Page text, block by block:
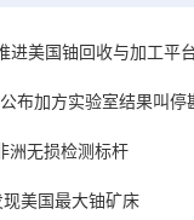
例
度
尔德帕克里奇
尺。工厂建成
丹伯里和贝瑟
2027年初投入
进美国铀回收与加工平
布加方实验室结果叫停
洲无损检测标杆
美国最大铀矿床